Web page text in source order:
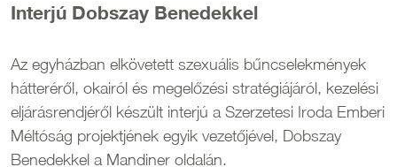
Interjú Dobszay Benedekkel
Az egyházban elkövetett szexuális bűncselekmények
hátteréről, okairól és megelőzési stratégiájáról, kezelési
eljárásrendjéről készült interjú a Szerzetesi Iroda Emberi
Méltóság projektjének egyik vezetőjével, Dobszay
Benedekkel a Mandiner oldalán.